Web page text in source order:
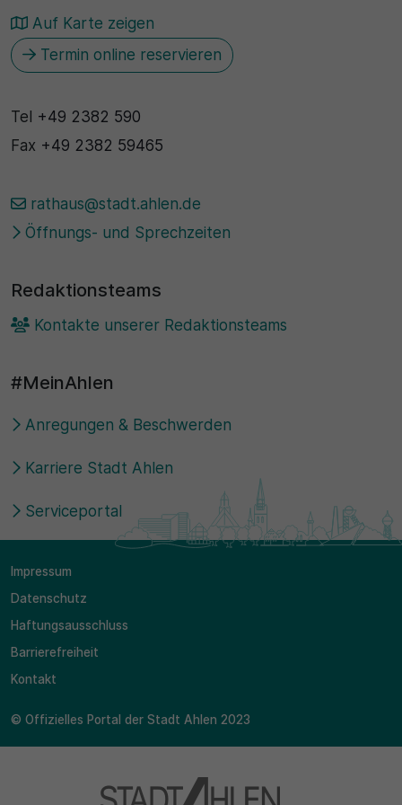
Auf Karte zeigen
Termin online reservieren
Tel +49 2382 590
Fax +49 2382 59465
rathaus@stadt.ahlen.de
Öffnungs- und Sprechzeiten
Redaktionsteams
Kontakte unserer Redaktionsteams
#MeinAhlen
Anregungen & Beschwerden
Karriere Stadt Ahlen
Serviceportal
Impressum
Datenschutz
Haftungsausschluss
Barrierefreiheit
Kontakt
© Offizielles Portal der Stadt Ahlen 2023
30 Minuten
Zweck
Wird für statistische Zwecke verwendet, um